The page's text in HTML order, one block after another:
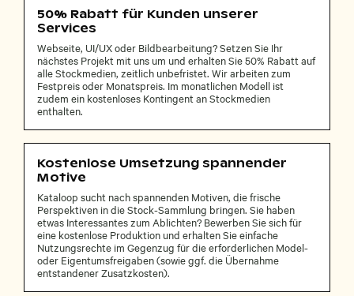
50% Rabatt für Kunden unserer
Services
Webseite, UI/UX oder Bildbearbeitung? Setzen Sie Ihr
nächstes Projekt mit uns um und erhalten Sie 50% Rabatt auf
alle Stockmedien, zeitlich unbefristet. Wir arbeiten zum
Festpreis oder Monatspreis. Im monatlichen Modell ist
zudem ein kostenloses Kontingent an Stockmedien
enthalten.
Kostenlose Umsetzung spannender
Motive
Kataloop sucht nach spannenden Motiven, die frische
Perspektiven in die Stock-Sammlung bringen. Sie haben
etwas Interessantes zum Ablichten? Bewerben Sie sich für
eine kostenlose Produktion und erhalten Sie einfache
Nutzungsrechte im Gegenzug für die erforderlichen Model-
oder Eigentumsfreigaben (sowie ggf. die Übernahme
entstandener Zusatzkosten).